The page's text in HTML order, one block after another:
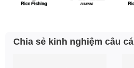
Chia sẻ kinh nghiệm câu cá